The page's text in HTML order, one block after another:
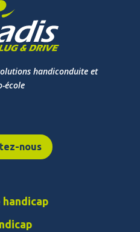
handiconduite et
école
nous